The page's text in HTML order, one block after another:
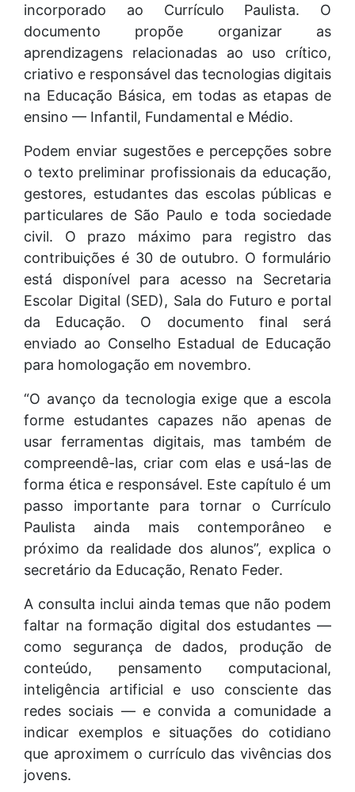
incorporado ao Currículo Paulista. O
documento propõe organizar as
aprendizagens relacionadas ao uso crítico,
criativo e responsável das tecnologias digitais
na Educação Básica, em todas as etapas de
ensino — Infantil, Fundamental e Médio.
Podem enviar sugestões e percepções sobre
o texto preliminar profissionais da educação,
gestores, estudantes das escolas públicas e
particulares de São Paulo e toda sociedade
civil. O prazo máximo para registro das
contribuições é 30 de outubro. O formulário
está disponível para acesso na Secretaria
Escolar Digital (SED), Sala do Futuro e portal
da Educação. O documento final será
enviado ao Conselho Estadual de Educação
para homologação em novembro.
“O avanço da tecnologia exige que a escola
forme estudantes capazes não apenas de
usar ferramentas digitais, mas também de
compreendê-las, criar com elas e usá-las de
forma ética e responsável. Este capítulo é um
passo importante para tornar o Currículo
Paulista ainda mais contemporâneo e
próximo da realidade dos alunos”, explica o
secretário da Educação, Renato Feder.
A consulta inclui ainda temas que não podem
faltar na formação digital dos estudantes —
como segurança de dados, produção de
conteúdo, pensamento computacional,
inteligência artificial e uso consciente das
redes sociais — e convida a comunidade a
indicar exemplos e situações do cotidiano
que aproximem o currículo das vivências dos
jovens.